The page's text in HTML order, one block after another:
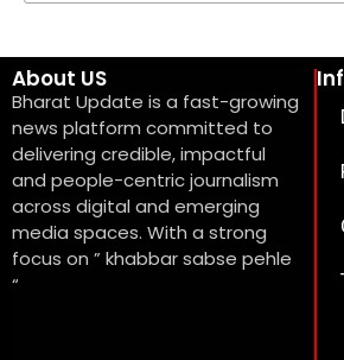
About US
Bharat Update is a fast-growing
news platform committed to
delivering credible, impactful
and people-centric journalism
across digital and emerging
media spaces. With a strong
focus on ” khabbar sabse pehle
“